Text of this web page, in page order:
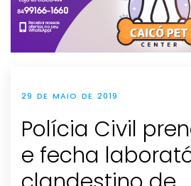
29 DE MAIO DE 2019
Polícia Civil
e fecha